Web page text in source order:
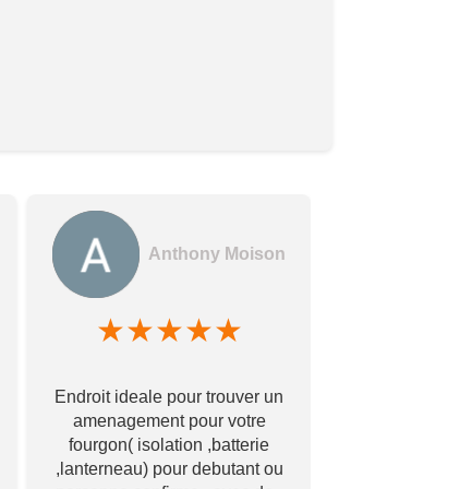
Anthony Moison
★★★★★
Endroit ideale pour trouver un
amenagement pour votre
fourgon( isolation ,batterie
,lanterneau) pour debutant ou